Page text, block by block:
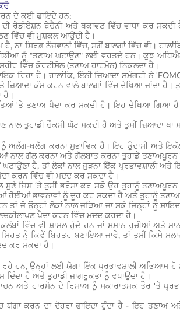
ਦੇ ਕਈ ਫਾਇਦੇ ਹਨ:
ਰੇਡੀਏਸ਼ਨ ਬੇਚੈਨੀ ਅਤੇ ਥਕਾਵਟ ਵਿੱਚ ਵਾਧਾ ਕਰ
ਵਿੱਚ ਵੀ ਮੁਸ਼ਕਲ ਆਉਂਦੀ ਹੈ।
ਨਾ ਸਿਰਫ਼ ਨੌਜਵਾਨਾਂ ਵਿੱਚ, ਸਗੋਂ ਬਾਲਗਾਂ ਵਿੱਚ ਵੀ।
ਨੂੰ "ਤਣਾਅ ਘਟਾਉਣ" ਲਈ ਵਰਤਦੇ ਹਨ। ਕੁਝ
ਵਿੱਚ ਕੋਰਟੀਸੋਲ (ਤਣਾਅ ਹਾਰਮੋਨ) ਨਿਕਲਦਾ ਹੈ।
ਰਿਹਾ ਹੈ। ਹਾਲਾਂਕਿ, ਇੰਨੀ ਜ਼ਿਆਦਾ ਸਮੱਗਰੀ ਨੇ
ਕੰਮ ਕਰਨ ਵਾਲੇ ਬਾਲਗਾਂ ਵਿੱਚ ਦੇਖਿਆ ਜਾਂਦਾ ਹੈ।
ਹੈ।
'ਤੇ ਤਣਾਅ ਪੈਦਾ ਕਰ ਸਕਦੀ ਹੈ। ਇਹ ਦੇਖਿਆ ਗਿਆ
ਨਾਲ ਤੁਹਾਡੀ ਚੌਕਸੀ ਘੱਟ ਸਕਦੀ ਹੈ ਅਤੇ ਤੁਸੀਂ ਜ਼ਿਆਦਾ ਖਾ
ਥਲੱਗ ਕਰਨਾ ਸੁਭਾਵਿਕ ਹੈ। ਇਹ ਉਦਾਸੀ ਅਤੇ
ਨਾਲ ਗੱਲ ਕਰਨਾ ਅਤੇ ਗੱਲਬਾਤ ਕਰਨਾ ਤੁਹਾਡੇ
ਹੈ, ਤਾਂ ਲੋਕਾਂ ਨਾਲ ਜੁੜਨਾ ਇੱਕ ਪ੍ਰਭਾਵਸ਼ਾਲੀ ਅਤੇ
ਕਰਨ ਵਿੱਚ ਵੀ ਮਦਦ ਕਰ ਸਕਦਾ ਹੈ।
ਜਿਸ ‘ਤੇ ਤੁਸੀਂ ਭਰੋਸਾ ਕਰ ਸਕੋ ਉਹ ਤੁਹਾਨੂੰ
ਭਾਵਨਾਵਾਂ ਨੂੰ ਦੂਰ ਕਰ ਸਕਦਾ ਹੈ ਅਤੇ ਤੁਹਾਨੂੰ ਤਣਾਅ
ਤਾਂ ਜੋ ਉਨ੍ਹਾਂ ਲੋਕਾਂ ਨਾਲ ਜੁੜਿਆ ਜਾ ਸਕੇ ਜਿਨ੍ਹਾਂ ਨੂੰ
ਪੈਦਾ ਕਰਨ ਵਿੱਚ ਮਦਦ ਕਰਦਾ ਹੈ।
ਵਿੱਚ ਵੀ ਸ਼ਾਮਲ ਹੁੰਦੇ ਹਨ ਜਾਂ ਸਮਾਨ ਰੁਚੀਆਂ ਅਤੇ
ਨੂੰ ਕਿਵੇਂ ਬਿਹਤਰ ਬਣਾਇਆ ਜਾਵੇ, ਤਾਂ ਤੁਸੀਂ ਕਿਸੇ
ਕਰ ਸਕਦਾ ਹੈ।
ਹਨ, ਉਨ੍ਹਾਂ ਲਈ ਯੋਗਾ ਇੱਕ ਪ੍ਰਭਾਵਸ਼ਾਲੀ ਅਭਿਆਸ
ਹੈ ਅਤੇ ਤੁਹਾਡੀ ਜਾਗਰੂਕਤਾ ਨੂੰ ਵਧਾਉਂਦਾ ਹੈ।
ਅਤੇ ਹਾਰਮੋਨ ਦੇ ਰਿਸਾਅ ਨੂੰ ਸਕਾਰਾਤਮਕ ਤੌਰ 'ਤੇ
ਕਰਨ ਦਾ ਦੋਹਰਾ ਫਾਇਦਾ ਹੁੰਦਾ ਹੈ - ਇਹ ਤਣਾਅ